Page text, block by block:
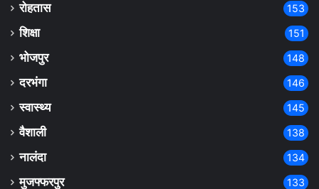
रोहतास 153
शिक्षा 151
भोजपुर 148
दरभंगा 146
स्वास्थ्य 145
वैशाली 138
नालंदा 134
मुजफ्फरपुर 133